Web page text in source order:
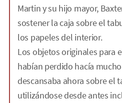
Martin y su hijo mayor,
sostener la caja sobre el
los papeles del interior.
Los objetos originales para
habían perdido hacía
descansaba ahora sobre el
utilizándose desde antes